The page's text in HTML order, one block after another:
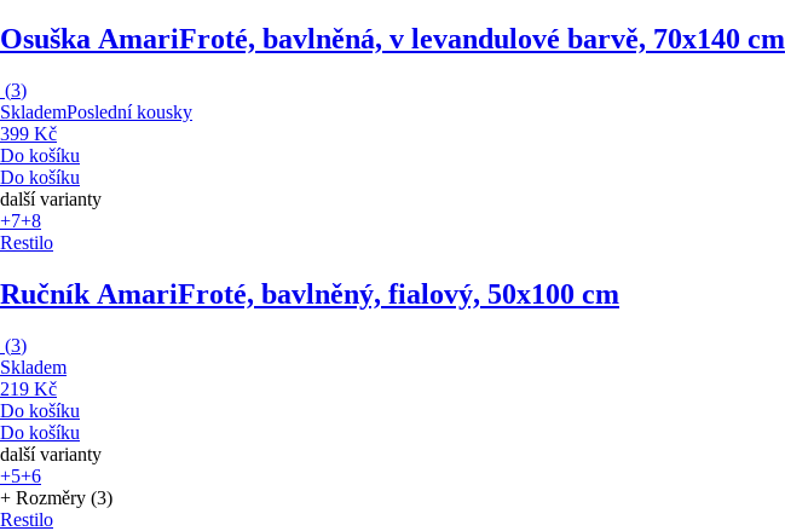
Osuška AmariFroté, bavlněná, v levandulové barvě, 70x140 cm
(3)
SklademPoslední kousky
399 Kč
Do košíku
Do košíku
další varianty
+7+8
Restilo
Ručník AmariFroté, bavlněný, fialový, 50x100 cm
(3)
Skladem
219 Kč
Do košíku
Do košíku
další varianty
+5+6
+ Rozměry (3)
Restilo